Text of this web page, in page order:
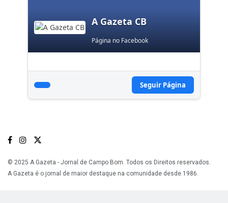
A Gazeta CB
Página no Facebook
Seguir Página
© 2025 A Gazeta - Jornal de Campo Bom. Todos os Direitos reservados.
A Gazeta é o jornal de maior destaque na comunidade desde 1986.